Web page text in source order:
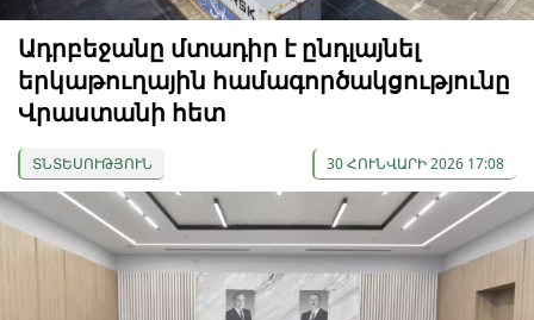
Ադրբեջանը մտադիր է ընդլայնել
երկաթուղային համագործակցությունը
Վրաստանի հետ
ՏՆՏԵՍՈՒԹՅՈՒՆ 30 ՀՈՒՆՎԱՐԻ 2026 17:08